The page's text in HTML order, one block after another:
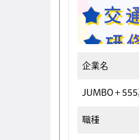
企業名
JUMBO＋
職種